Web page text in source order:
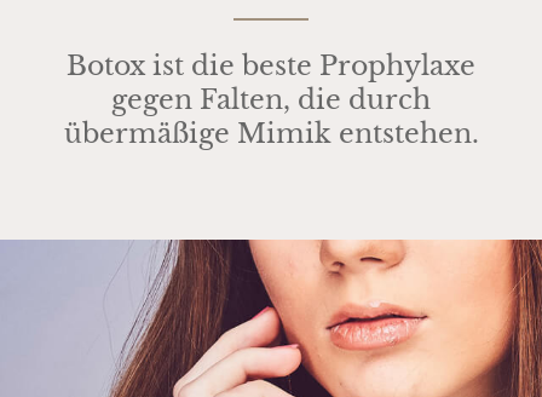
Botox ist die beste Prophylaxe
gegen Falten, die durch
übermäßige Mimik entstehen.